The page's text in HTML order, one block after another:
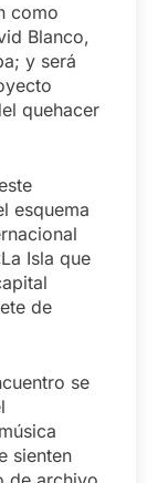
como
Blanco,
y será
quehacer
esquema
Isla que
de
se
sienten